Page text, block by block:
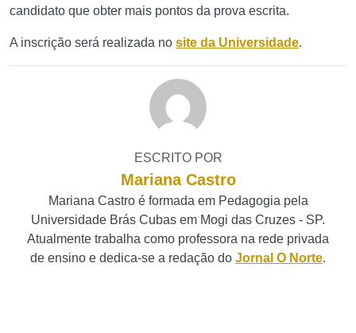
candidato que obter mais pontos da prova escrita.
A inscrição será realizada no site da Universidade.
ESCRITO POR
Mariana Castro
Mariana Castro é formada em Pedagogia pela
Universidade Brás Cubas em Mogi das Cruzes - SP.
Atualmente trabalha como professora na rede privada
de ensino e dedica-se a redação do Jornal O Norte.